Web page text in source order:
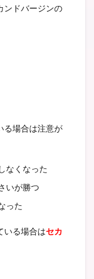
ンドバージンの
る場合は注意が
なくなった
いが勝つ
った
いる場合はセカ